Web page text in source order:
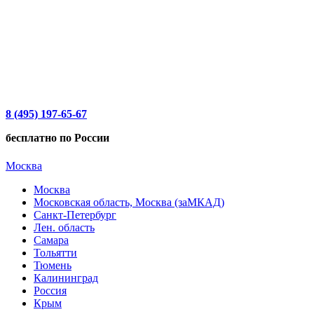
8 (495) 197-65-67
бесплатно по России
Москва
Москва
Московская область, Москва (заМКАД)
Санкт-Петербург
Лен. область
Самара
Тольятти
Тюмень
Калининград
Россия
Крым